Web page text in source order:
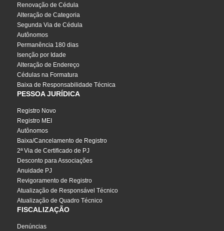
Renovação de Cédula
Alteração de Categoria
Segunda Via de Cédula
Autônomos
Permanência 180 dias
Isenção por Idade
Alteração de Endereço
Cédulas na Formatura
Baixa de Responsabilidade Técnica
PESSOA JURÍDICA
Registro Novo
Registro MEI
Autônomos
Baixa/Cancelamento de Registro
2ª Via de Certificado de PJ
Desconto para Associações
Anuidade PJ
Revigoramento de Registro
Atualização de Responsável Técnico
Atualização de Quadro Técnico
FISCALIZAÇÃO
Denúncias